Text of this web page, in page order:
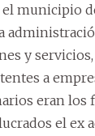
el municipio
y
a
eran los
el ex